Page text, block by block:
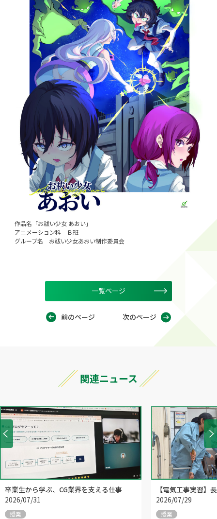
作品名「お祓い少女 あおい」
アニメーション科 Ｂ班
グループ名 お祓い少女あおい制作委員会
前のページ
一覧ページ
次のページ
関連ニュース
卒業生から学ぶ、CG業界を支える仕事
2026/07/31
授業
【電気工事実習】
2026/07/29
授業